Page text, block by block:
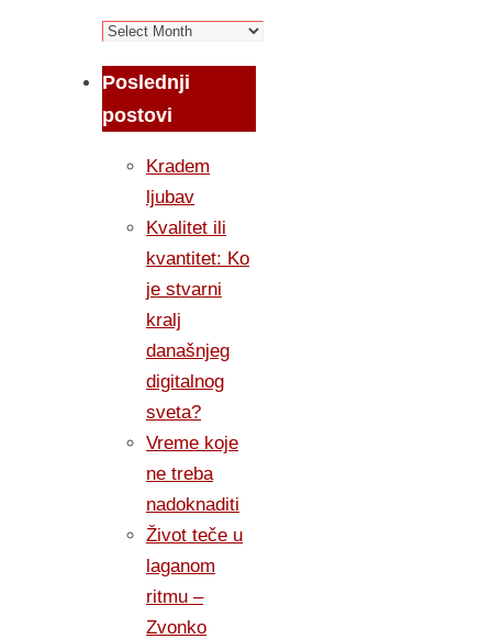
Arhiva
Poslednji
postovi
Kradem
ljubav
Kvalitet ili
kvantitet: Ko
je stvarni
kralj
današnjeg
digitalnog
sveta?
Vreme koje
ne treba
nadoknaditi
Život teče u
laganom
ritmu –
Zvonko